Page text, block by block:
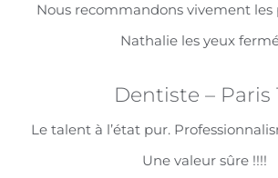
Nous recommandons vivement les
Nathalie les yeux
Dentiste – Paris
Le talent à l’état pur.
Une valeur sûre !!!!